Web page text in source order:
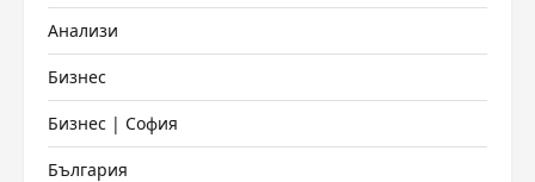
Анализи
Бизнес
Бизнес | София
България